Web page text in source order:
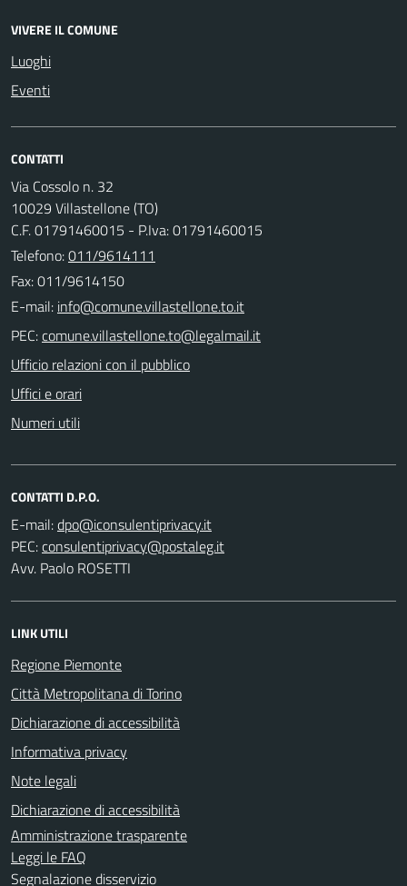
VIVERE IL COMUNE
Luoghi
Eventi
CONTATTI
Via Cossolo n. 32
10029 Villastellone (TO)
C.F. 01791460015 - P.Iva: 01791460015
Telefono:011/9614111
Fax: 011/9614150
E-mail:
PEC:
Ufficio relazioni con il pubblico
Uffici e orari
Numeri utili
CONTATTI D.P.O.
E-mail:
PEC:
Avv. Paolo ROSETTI
LINK UTILI
Regione Piemonte
Città Metropolitana di Torino
Dichiarazione di accessibilità
Informativa privacy
Note legali
Dichiarazione di accessibilità
Amministrazione trasparente
Leggi le FAQ
Segnalazione disservizio